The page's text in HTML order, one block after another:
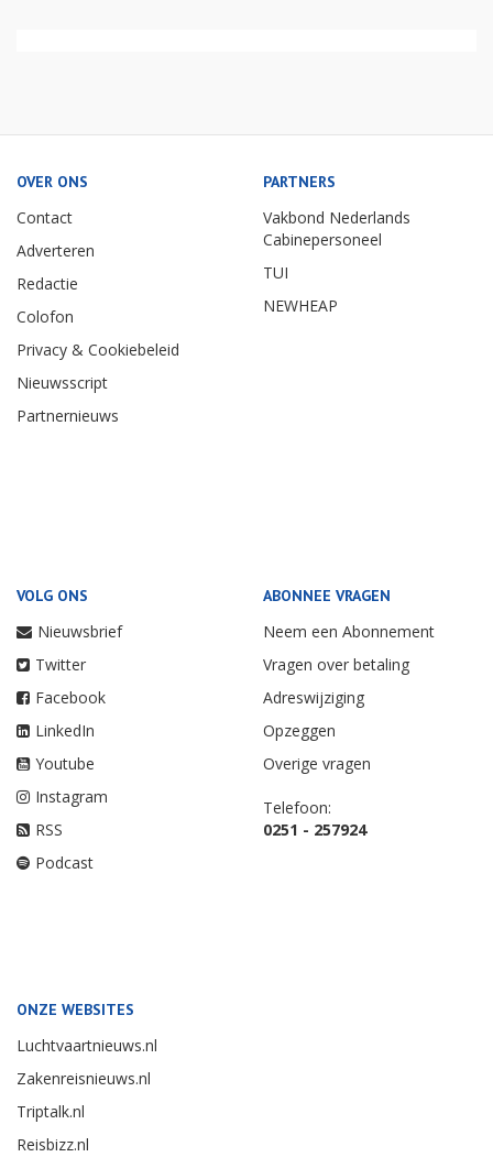
OVER ONS
Contact
Adverteren
Redactie
Colofon
Privacy & Cookiebeleid
Nieuwsscript
Partnernieuws
PARTNERS
Vakbond Nederlands
Cabinepersoneel
TUI
NEWHEAP
VOLG ONS
Nieuwsbrief
Twitter
Facebook
LinkedIn
Youtube
Instagram
RSS
Podcast
ABONNEE VRAGEN
Neem een Abonnement
Vragen over betaling
Adreswijziging
Opzeggen
Overige vragen
Telefoon:
0251 - 257924
ONZE WEBSITES
Luchtvaartnieuws.nl
Zakenreisnieuws.nl
Triptalk.nl
Reisbizz.nl